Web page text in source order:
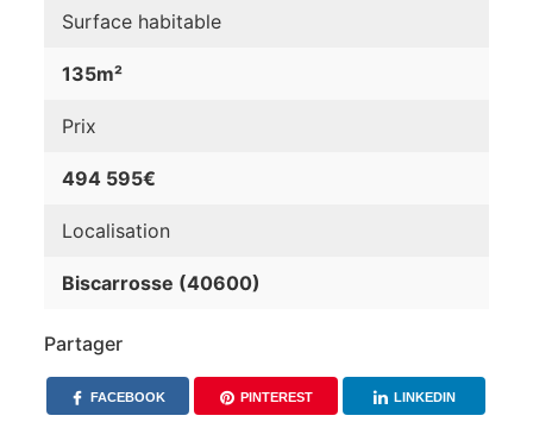
Surface habitable
135m²
Prix
494 595€
Localisation
Biscarrosse (40600)
Partager
FACEBOOK PINTEREST LINKEDIN